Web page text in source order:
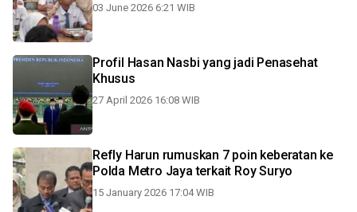
03 June 2026 6:21 WIB
Profil Hasan Nasbi yang jadi Penasehat
Khusus
27 April 2026 16:08 WIB
Refly Harun rumuskan 7 poin keberatan ke
Polda Metro Jaya terkait Roy Suryo
15 January 2026 17:04 WIB